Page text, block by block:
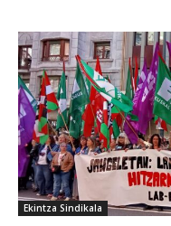
Ekintza Sindikala